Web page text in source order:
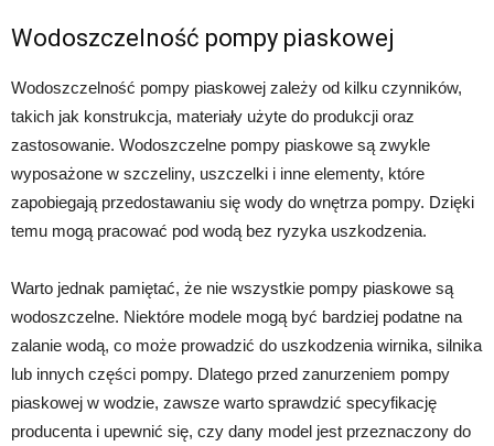
Wodoszczelność pompy piaskowej
Wodoszczelność pompy piaskowej zależy od kilku czynników,
takich jak konstrukcja, materiały użyte do produkcji oraz
zastosowanie. Wodoszczelne pompy piaskowe są zwykle
wyposażone w szczeliny, uszczelki i inne elementy, które
zapobiegają przedostawaniu się wody do wnętrza pompy. Dzięki
temu mogą pracować pod wodą bez ryzyka uszkodzenia.
Warto jednak pamiętać, że nie wszystkie pompy piaskowe są
wodoszczelne. Niektóre modele mogą być bardziej podatne na
zalanie wodą, co może prowadzić do uszkodzenia wirnika, silnika
lub innych części pompy. Dlatego przed zanurzeniem pompy
piaskowej w wodzie, zawsze warto sprawdzić specyfikację
producenta i upewnić się, czy dany model jest przeznaczony do